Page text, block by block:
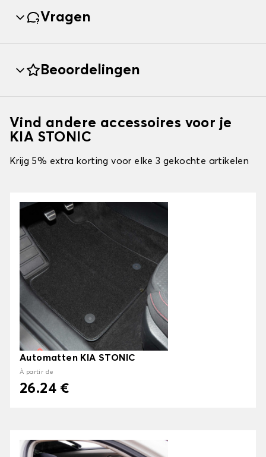
Vragen
Beoordelingen
Vind andere accessoires voor je
KIA STONIC
Krijg 5% extra korting voor elke 3 gekochte artikelen
Automatten KIA STONIC
À partir de
26.24 €